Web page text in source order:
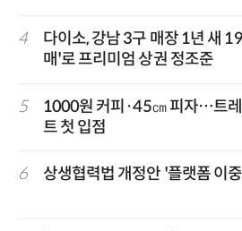
4
다이소, 강남 3구 매장 1년 새
매'로 프리미엄 상권 정조준
5
1000원 커피·45㎝ 피자…트
트 첫 입점
6 상생협력법 개정안 '플랫폼 이